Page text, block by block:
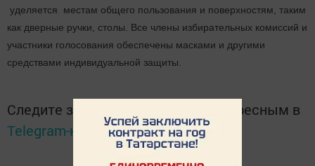
уделяется местам общего пользования и поверхностям, таким
как дверные ручки, столы. Все члены избирательных комиссий и
участники голосования обеспечены масками и другими
средствами индивидуальной защиты.
Следите за самым важным и интересным в
Telegram-каналеТатмедиа